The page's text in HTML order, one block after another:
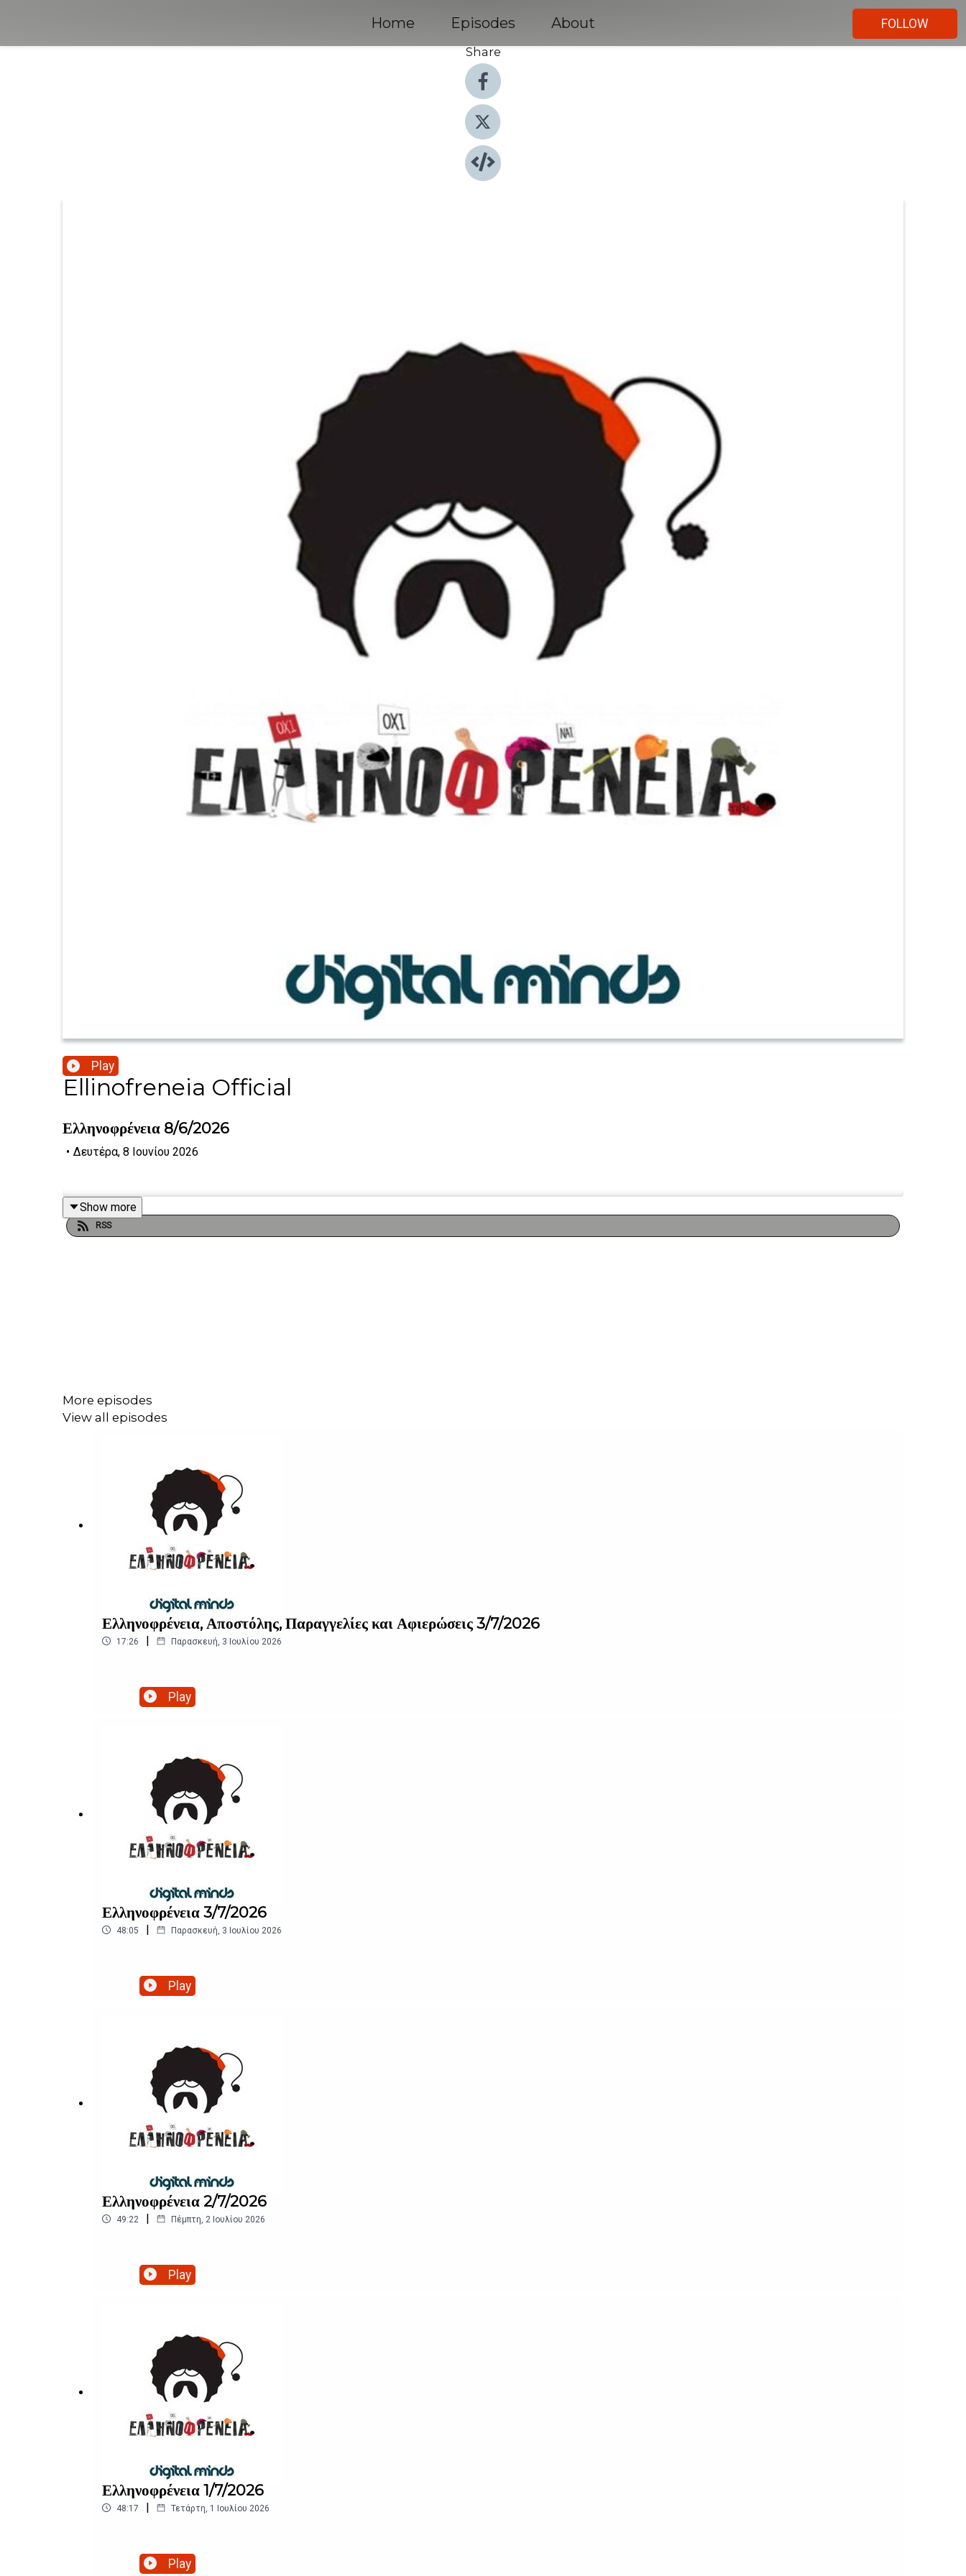
Home Episodes About
FOLLOW
Share
Play
Ellinofreneia Official
Ελληνοφρένεια 8/6/2026
• Δευτέρα, 8 Ιουνίου 2026
Show more
RSS
More episodes
View all episodes
Ελληνοφρένεια, Αποστόλης, Παραγγελίες και Αφιερώσεις 3/7/2026
17:26 | Παρασκευή, 3 Ιουλίου 2026
Play
Ελληνοφρένεια 3/7/2026
48:05 | Παρασκευή, 3 Ιουλίου 2026
Play
Ελληνοφρένεια 2/7/2026
49:22 | Πέμπτη, 2 Ιουλίου 2026
Play
Ελληνοφρένεια 1/7/2026
48:17 | Τετάρτη, 1 Ιουλίου 2026
Play